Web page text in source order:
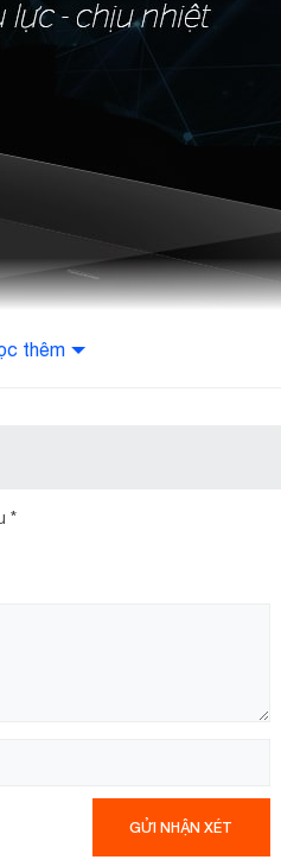
đen toàn phần, điểm nhấn
thêm
*